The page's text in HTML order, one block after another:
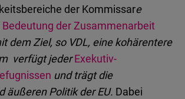
der Kommissare
der Zusammenarbeit
dem Ziel, so VDL, eine kohärentere
verfügt jederExekutiv-
und trägt die
äußeren Politik der EU. Dabei